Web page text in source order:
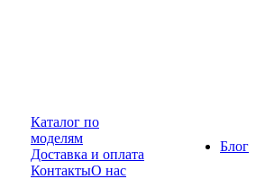
Каталог по
моделям
Доставка и оплата
КонтактыО нас
Блог